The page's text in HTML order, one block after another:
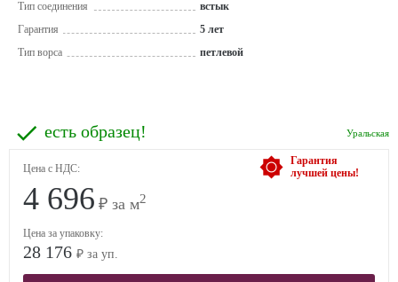
Тип соединения
встык
Гарантия
5 лет
Тип ворса
петлевой
Уральская
есть образец!
Гарантия
лучшей цены!
Цена с НДС:
4 696 ₽ за м2
Цена за упаковку:
28 176 ₽ за уп.